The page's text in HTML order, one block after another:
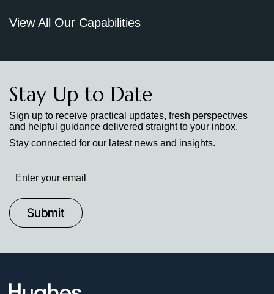
View All Our Capabilities
Stay Up to Date
Sign up to receive practical updates, fresh perspectives
and helpful guidance delivered straight to your inbox.
Stay connected for our latest news and insights.
Stay
up
to
Date